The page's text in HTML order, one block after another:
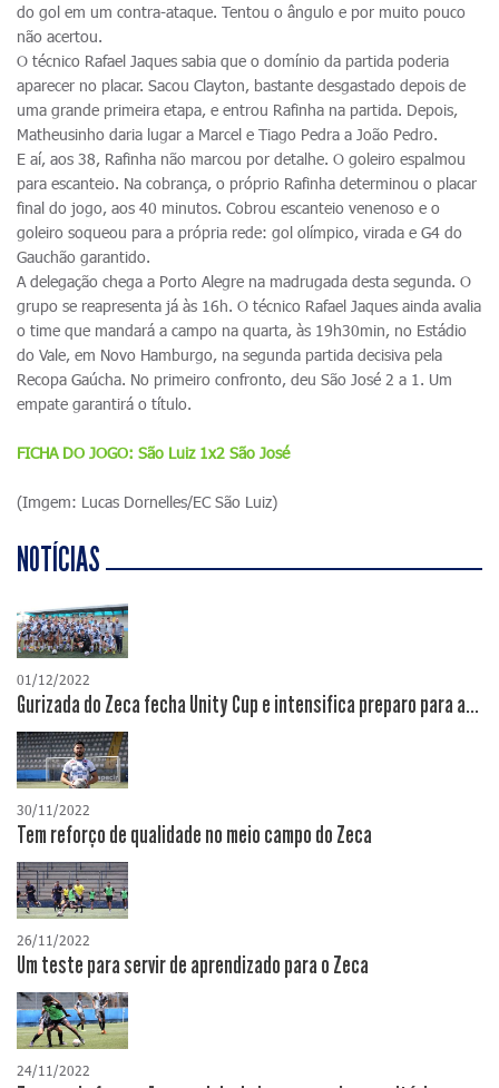
do gol em um contra-ataque. Tentou o ângulo e por muito pouco
não acertou.
O técnico Rafael Jaques sabia que o domínio da partida poderia
aparecer no placar. Sacou Clayton, bastante desgastado depois de
uma grande primeira etapa, e entrou Rafinha na partida. Depois,
Matheusinho daria lugar a Marcel e Tiago Pedra a João Pedro.
E aí, aos 38, Rafinha não marcou por detalhe. O goleiro espalmou
para escanteio. Na cobrança, o próprio Rafinha determinou o placar
final do jogo, aos 40 minutos. Cobrou escanteio venenoso e o
goleiro soqueou para a própria rede: gol olímpico, virada e G4 do
Gauchão garantido.
A delegação chega a Porto Alegre na madrugada desta segunda. O
grupo se reapresenta já às 16h. O técnico Rafael Jaques ainda avalia
o time que mandará a campo na quarta, às 19h30min, no Estádio
do Vale, em Novo Hamburgo, na segunda partida decisiva pela
Recopa Gaúcha. No primeiro confronto, deu São José 2 a 1. Um
empate garantirá o título.
FICHA DO JOGO: São Luiz 1x2 São José
(Imgem: Lucas Dornelles/EC São Luiz)
NOTÍCIAS
01/12/2022
Gurizada do Zeca fecha Unity Cup e intensifica preparo para a...
30/11/2022
Tem reforço de qualidade no meio campo do Zeca
26/11/2022
Um teste para servir de aprendizado para o Zeca
24/11/2022